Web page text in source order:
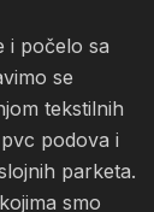
i počelo sa
se
tekstilnih
podova i
parketa.
smo